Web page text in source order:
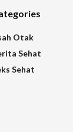
Otak
Sehat
Sehat